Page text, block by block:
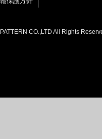
CO.,LTD All Rights